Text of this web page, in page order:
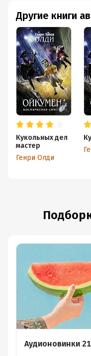
Другие книги
Кукольных дел
мастер
Генри Олди
Аудионовинки